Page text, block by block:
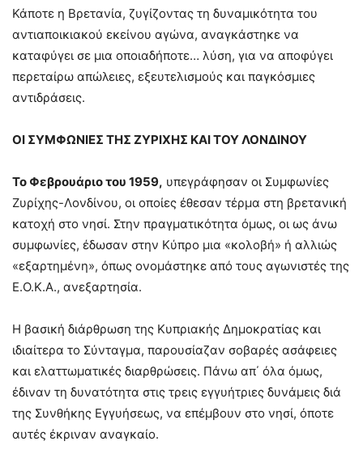
Κάποτε η Βρετανία, ζυγίζοντας τη δυναμικότητα του
αντιαποικιακού εκείνου αγώνα, αναγκάστηκε να
καταφύγει σε μια οποιαδήποτε… λύση, για να αποφύγει
περεταίρω απώλειες, εξευτελισμούς και παγκόσμιες
αντιδράσεις.
ΟΙ ΣΥΜΦΩΝΙΕΣ ΤΗΣ ΖΥΡΙΧΗΣ ΚΑΙ ΤΟΥ ΛΟΝΔΙΝΟΥ
Το Φεβρουάριο του 1959, υπεγράφησαν οι Συμφωνίες
Ζυρίχης-Λονδίνου, οι οποίες έθεσαν τέρμα στη βρετανική
κατοχή στο νησί. Στην πραγματικότητα όμως, οι ως άνω
συμφωνίες, έδωσαν στην Κύπρο μια «κολοβή» ή αλλιώς
«εξαρτημένη», όπως ονομάστηκε από τους αγωνιστές της
Ε.Ο.Κ.Α., ανεξαρτησία.
Η βασική διάρθρωση της Κυπριακής Δημοκρατίας και
ιδιαίτερα το Σύνταγμα, παρουσίαζαν σοβαρές ασάφειες
και ελαττωματικές διαρθρώσεις. Πάνω απ΄ όλα όμως,
έδιναν τη δυνατότητα στις τρεις εγγυήτριες δυνάμεις διά
της Συνθήκης Εγγυήσεως, να επέμβουν στο νησί, όποτε
αυτές έκριναν αναγκαίο.